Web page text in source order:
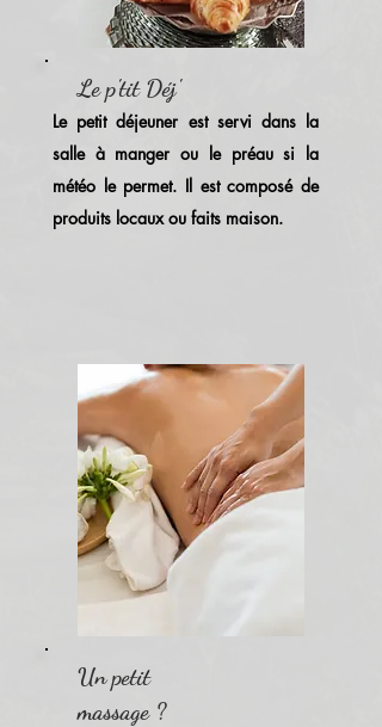
Le p'tit Déj'
Le petit déjeuner est servi dans la
salle à manger ou le préau si la
météo le permet. Il est composé de
produits locaux ou faits maison.
Un petit
massage ?